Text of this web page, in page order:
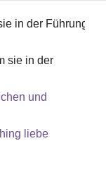
in der Führung
sie in der
und
liebe